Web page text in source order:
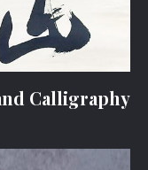
Calligraphy